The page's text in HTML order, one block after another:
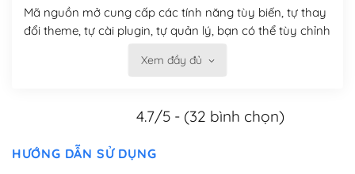
Mã nguồn mở cung cấp các tính năng tùy biến, tự thay
đổi theme, tự cài plugin, tự quản lý, bạn có thể tùy chỉnh
Có thể tùy biến trên website WordPress
Xem đầy đủ
4.7/5 - (32 bình chọn)
HƯỚNG DẪN SỬ DỤNG